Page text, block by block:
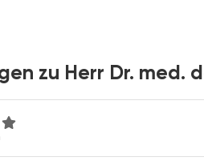
zu Herr Dr. med.